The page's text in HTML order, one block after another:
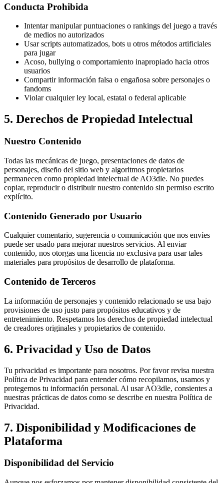
Conducta Prohibida
Intentar manipular puntuaciones o rankings del juego a través
de medios no autorizados
Usar scripts automatizados, bots u otros métodos artificiales
para jugar
Acoso, bullying o comportamiento inapropiado hacia otros
usuarios
Compartir información falsa o engañosa sobre personajes o
fandoms
Violar cualquier ley local, estatal o federal aplicable
5. Derechos de Propiedad Intelectual
Nuestro Contenido
Todas las mecánicas de juego, presentaciones de datos de
personajes, diseño del sitio web y algoritmos propietarios
permanecen como propiedad intelectual de AO3dle. No puedes
copiar, reproducir o distribuir nuestro contenido sin permiso escrito
explícito.
Contenido Generado por Usuario
Cualquier comentario, sugerencia o comunicación que nos envíes
puede ser usado para mejorar nuestros servicios. Al enviar
contenido, nos otorgas una licencia no exclusiva para usar tales
materiales para propósitos de desarrollo de plataforma.
Contenido de Terceros
La información de personajes y contenido relacionado se usa bajo
provisiones de uso justo para propósitos educativos y de
entretenimiento. Respetamos los derechos de propiedad intelectual
de creadores originales y propietarios de contenido.
6. Privacidad y Uso de Datos
Tu privacidad es importante para nosotros. Por favor revisa nuestra
Política de Privacidad para entender cómo recopilamos, usamos y
protegemos tu información personal. Al usar AO3dle, consientes a
nuestras prácticas de datos como se describe en nuestra Política de
Privacidad.
7. Disponibilidad y Modificaciones de
Plataforma
Disponibilidad del Servicio